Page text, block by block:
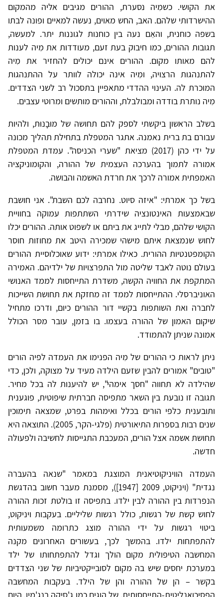
את הקושי. כשמִיה נסערת, ההורים מגיבים אליה מהמקום
ההישרדותי שלהם. האב, החש מאוים, נעשה למאיים ופונה לבתו
בשפה כוחנית, והאֵם נעה בין כוחנות לגוננות יתר. למעשה,
תגובות ההורים, כמו חיבוק בעת זעם, מעודדות את מִיה לענות
להם מאותו מקום. ההורים אינם יכולים להחזיר את מִיה
להתנהגות הרצויה, ומִיה אינה יכולה לוותר על ההתנהגות
המוכרת לה. העינוי ההדדי מתאפיין בתסכול רב לשני הצדדים.
מִיה נותרת בודדה ומבולבלת, וההורים מותשים ומרוטי עצבים.
בשלב הראשון ביקשתי לספק להם תחושה של מוּבָנוּת, ולהיות
עבורם בת ברית נאמנה. אתגר המטפלת בתחילת תהליך מכונה
על ידי כהן (2017) מציאת "שערי הכניסה". עמדת המטפלת
אמורה לתמוך בהערכה העצמית של ההורה, והקומוניקציה
האמפתית אמורה לרכך את חרדת האשמה והבושה.
בשל כך אמרתי: "איזה סיוט. נחרבה לכם השבת". אני חושבת
שבאמצעות האינטונציה שידרתי השתתפות עמוקה בחוויית
הקושי שלהם, מבלי לתייג את ביתם או לשפוט אותה. ההורים יכלו
לחוש שנמצאת איתם מישהי שמכירה היטב את מחוזות חוסר
הקומפטנטיות ההורית. כאילו אמרתי: ידוע שאוכלוסיית ההורים
בעולם נוטה לאבד שליטה מול התפרצויות של ילדיהם. האמירה
המתקפת את החוויה הקשה, משדרת התייחסות לממד האנושי
האוניברסלי. ההתייחסות לממד זה מחזקת את תחושת השייכות
לחברה ואת השותפות בקשיי דור ההורים כיום, ודרכו מתחיל
שיקום האמון של ההורה בעצמו. בו בזמן, עובר מסר הכולל
אמונה שניתן להתמודד.
ניתן לראות כי ההורים של מִיה הפנימו את העמדה לפיה הורים
"טובים" אמורים להבין שזעם הילדה מעיד על מצוקה, ולכן, כדי
שהילדה לא תחווה "חסך אימהי", יש להיענות לה בכל מחיר.
תגובה זו נובעת בין השאר מתפיסה חברתית שיפוטית, פוגענית
ותובענית כלפי הורים בכלל ואימהות בפרט, שמצאה תימוכין
שנים רבות בספרות התיאורטית (פלגי-הקר, 2005). התוצאה היא
תחושת אשמה אצל הורים, המעכבת התגייסות לחשיבה ולפעולה
חדשה.
העמדה הוויניקוטיאנית המוצגת במאמר "שנאה בהעברה
נגדית" (ויניקוט, 2009 [1947]), מסמנת מעבר חשוב בהדגשת
הנפרדות בין ההורה לבין ילדו. בתפיסה זו בולטת זכות ההורה
לחוש קשת של רגשות, כולל רגשות שליליים. בעקבות ויניקוט,
ביטוי רגשות על ידי ההורה מוצג כתרומה משמעותית
להתפתחות ילדו. בהמשך לכך, בעשורים האחרונים מקנה
המחשבה הטיפולית מקום הולך וגדל להתפתחותו של ילד
במערכת יחסים שיש בה מקום לסובייקטיביות של שני הצדדים
בקשר – הן של ההורה והן של הילד. בעקבות המחשבה
הפסיכואנליטית-התייחסותית, של הוגים כמו ג'סיקה בנג'מין, היום